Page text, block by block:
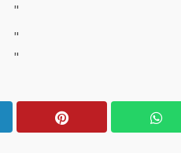
"
"
"